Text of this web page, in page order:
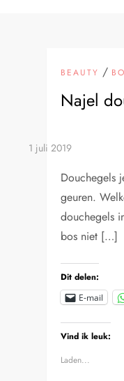
BEAUTY /
Najel
Douchegels
geuren.
douchegels
bos niet […]
Dit delen:
E-mail
Vind ik leuk:
Laden...